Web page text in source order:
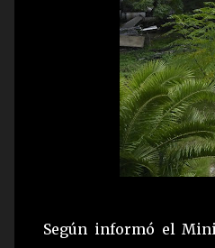
Según informó el